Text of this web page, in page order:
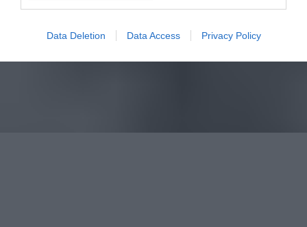
Data Deletion Data Access Privacy Policy